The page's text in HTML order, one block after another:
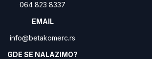
064 823 8337
EMAIL
info@betakomerc.rs
GDE SE NALAZIMO?